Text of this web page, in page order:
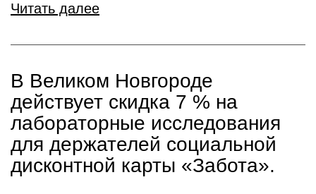
Читать далее
В Великом Новгороде
действует скидка 7 % на
лабораторные исследования
для держателей социальной
дисконтной карты «Забота».